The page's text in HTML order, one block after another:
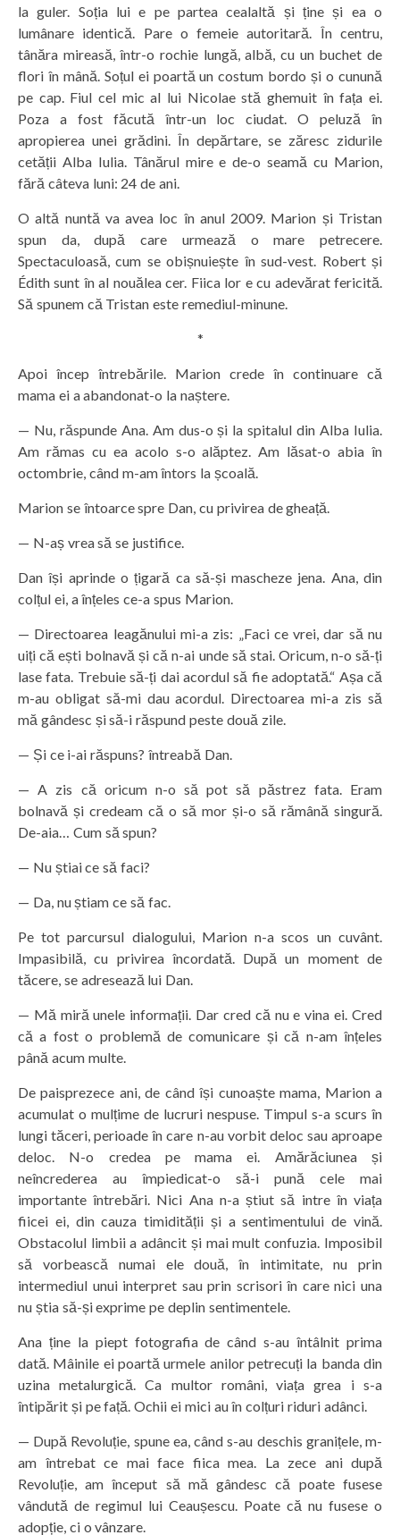
la guler. Soția lui e pe partea cealaltă și ține și ea o
lumânare identică. Pare o femeie autoritară. În centru,
tânăra mireasă, într-o rochie lungă, albă, cu un buchet de
flori în mână. Soțul ei poartă un costum bordo și o cunună
pe cap. Fiul cel mic al lui Nicolae stă ghemuit în fața ei.
Poza a fost făcută într-un loc ciudat. O peluză în
apropierea unei grădini. În depărtare, se zăresc zidurile
cetății Alba Iulia. Tânărul mire e de-o seamă cu Marion,
fără câteva luni: 24 de ani.
O altă nuntă va avea loc în anul 2009. Marion și Tristan
spun da, după care urmează o mare petrecere.
Spectaculoasă, cum se obișnuiește în sud-vest. Robert și
Édith sunt în al nouălea cer. Fiica lor e cu adevărat fericită.
Să spunem că Tristan este remediul-minune.
*
Apoi încep întrebările. Marion crede în continuare că
mama ei a abandonat-o la naștere.
— Nu, răspunde Ana. Am dus-o și la spitalul din Alba Iulia.
Am rămas cu ea acolo s-o alăptez. Am lăsat-o abia în
octombrie, când m-am întors la școală.
Marion se întoarce spre Dan, cu privirea de gheață.
— N-aș vrea să se justifice.
Dan își aprinde o țigară ca să-și mascheze jena. Ana, din
colțul ei, a înțeles ce-a spus Marion.
— Directoarea leagănului mi-a zis: „Faci ce vrei, dar să nu
uiți că ești bolnavă și că n-ai unde să stai. Oricum, n-o să-ți
lase fata. Trebuie să-ți dai acordul să fie adoptată.“ Așa că
m-au obligat să-mi dau acordul. Directoarea mi-a zis să
mă gândesc și să-i răspund peste două zile.
— Și ce i-ai răspuns? întreabă Dan.
— A zis că oricum n-o să pot să păstrez fata. Eram
bolnavă și credeam că o să mor și-o să rămână singură.
De-aia… Cum să spun?
— Nu știai ce să faci?
— Da, nu știam ce să fac.
Pe tot parcursul dialogului, Marion n-a scos un cuvânt.
Impasibilă, cu privirea încordată. După un moment de
tăcere, se adresează lui Dan.
— Mă miră unele informații. Dar cred că nu e vina ei. Cred
că a fost o problemă de comunicare și că n-am înțeles
până acum multe.
De paisprezece ani, de când își cunoaște mama, Marion a
acumulat o mulțime de lucruri nespuse. Timpul s-a scurs în
lungi tăceri, perioade în care n-au vorbit deloc sau aproape
deloc. N-o credea pe mama ei. Amărăciunea și
neîncrederea au împiedicat-o să-i pună cele mai
importante întrebări. Nici Ana n-a știut să intre în viața
fiicei ei, din cauza timidității și a sentimentului de vină.
Obstacolul limbii a adâncit și mai mult confuzia. Imposibil
să vorbească numai ele două, în intimitate, nu prin
intermediul unui interpret sau prin scrisori în care nici una
nu știa să-și exprime pe deplin sentimentele.
Ana ține la piept fotografia de când s-au întâlnit prima
dată. Mâinile ei poartă urmele anilor petrecuți la banda din
uzina metalurgică. Ca multor români, viața grea i s-a
întipărit și pe față. Ochii ei mici au în colțuri riduri adânci.
— După Revoluție, spune ea, când s-au deschis granițele, m-
am întrebat ce mai face fiica mea. La zece ani după
Revoluție, am început să mă gândesc că poate fusese
vândută de regimul lui Ceaușescu. Poate că nu fusese o
adopție, ci o vânzare.